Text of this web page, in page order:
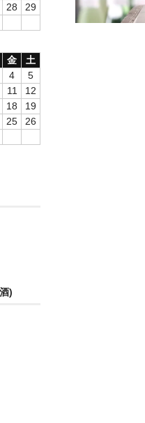
28
29
金
土
4
5
11
12
18
19
25
26
)